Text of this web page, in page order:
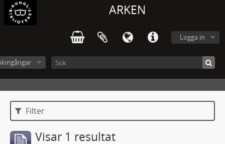
ARKEN
Logga in
Filter
Visar 1 resultat